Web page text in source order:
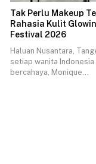
Tak Perlu Makeup
Rahasia Kulit
Festival 2026
Haluan Nusantara,
setiap wanita
bercahaya, Monique…